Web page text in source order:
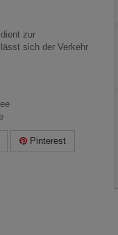
zur
sich der Verkehr
Pinterest